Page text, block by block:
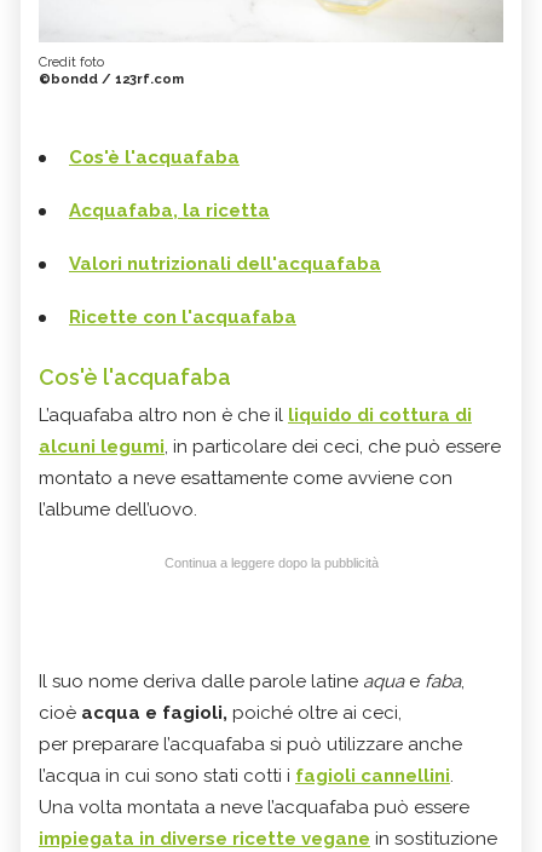
Credit foto
©bondd / 123rf.com
Cos'è l'acquafaba
Acquafaba, la ricetta
Valori nutrizionali dell'acquafaba
Ricette con l'acquafaba
Cos'è l'acquafaba
L’aquafaba altro non è che il liquido di cottura di
alcuni legumi, in particolare dei ceci, che può essere
montato a neve esattamente come avviene con
l’albume dell’uovo.
Continua a leggere dopo la pubblicità
Il suo nome deriva dalle parole latine aquae faba,
cioè acqua e fagioli, poiché oltre ai ceci,
per preparare l’acquafaba si può utilizzare anche
l’acqua in cui sono stati cotti i fagioli cannellini.
Una volta montata a neve l’acquafaba può essere
impiegata in diverse ricette vegane in sostituzione